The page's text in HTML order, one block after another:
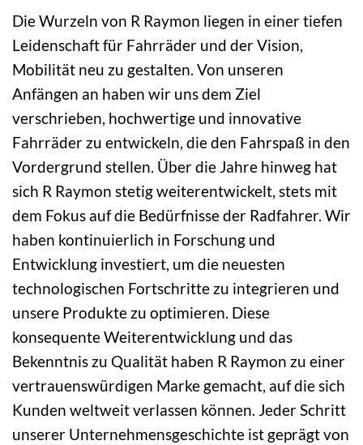
Die Wurzeln von R Raymon liegen in einer tiefen
Leidenschaft für Fahrräder und der Vision,
Mobilität neu zu gestalten. Von unseren
Anfängen an haben wir uns dem Ziel
verschrieben, hochwertige und innovative
Fahrräder zu entwickeln, die den Fahrspaß in den
Vordergrund stellen. Über die Jahre hinweg hat
sich R Raymon stetig weiterentwickelt, stets mit
dem Fokus auf die Bedürfnisse der Radfahrer. Wir
haben kontinuierlich in Forschung und
Entwicklung investiert, um die neuesten
technologischen Fortschritte zu integrieren und
unsere Produkte zu optimieren. Diese
konsequente Weiterentwicklung und das
Bekenntnis zu Qualität haben R Raymon zu einer
vertrauenswürdigen Marke gemacht, auf die sich
Kunden weltweit verlassen können. Jeder Schritt
unserer Unternehmensgeschichte ist geprägt von